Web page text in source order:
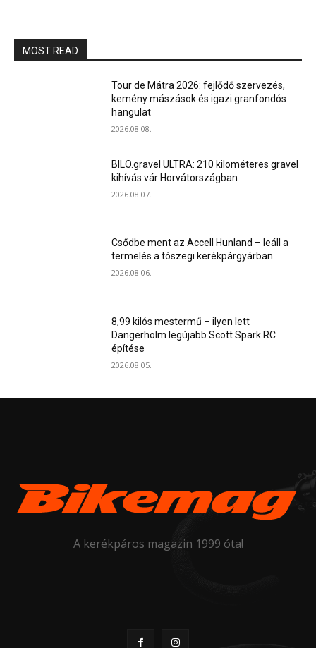
MOST READ
Tour de Mátra 2026: fejlődő szervezés,
kemény mászások és igazi granfondós
hangulat
2026.08.08.
BILO.gravel ULTRA: 210 kilométeres gravel
kihívás vár Horvátországban
2026.08.07.
Csődbe ment az Accell Hunland – leáll a
termelés a tószegi kerékpárgyárban
2026.08.06.
8,99 kilós mestermű – ilyen lett
Dangerholm legújabb Scott Spark RC
építése
2026.08.05.
A kerékpáros magazin 1999 óta!